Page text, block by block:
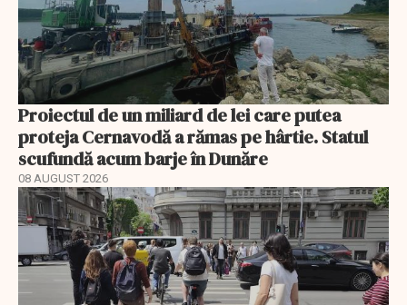
Proiectul de un miliard de lei care putea
proteja Cernavodă a rămas pe hârtie. Statul
scufundă acum barje în Dunăre
08 AUGUST 2026